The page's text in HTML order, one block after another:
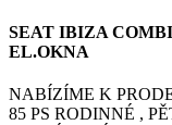
SEAT IBIZA
EL.OKNA
NABÍZÍME K
85 PS RODINNÉ ,